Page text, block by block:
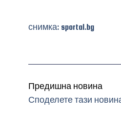
снимка: sportal.bg
Предишна новина
Споделете тази